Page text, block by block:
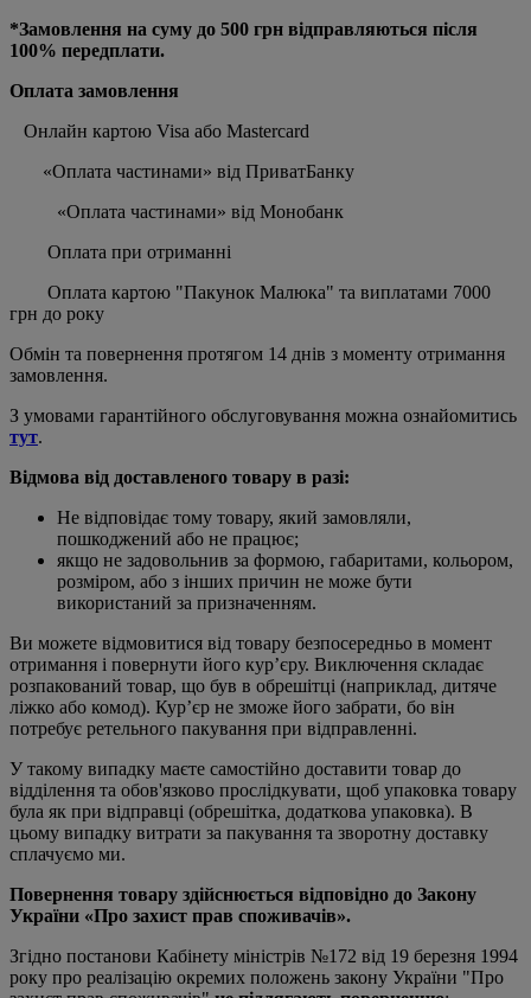
*Замовлення на суму до 500 грн відправляються після
100% передплати.
Оплата замовлення
Онлайн картою Visa або Mastercard
«Оплата частинами» від ПриватБанку
«Оплата частинами» від Монобанк
Оплата при отриманні
Оплата картою "Пакунок Малюка" та виплатами 7000
грн до року
Обмін та повернення протягом 14 днів з моменту отримання
замовлення.
З умовами гарантійного обслуговування можна ознайомитись
тут.
Відмова від доставленого товару в разі:
Не відповідає тому товару, який замовляли,
пошкоджений або не працює;
якщо не задовольнив за формою, габаритами, кольором,
розміром, або з інших причин не може бути
використаний за призначенням.
Ви можете відмовитися від товару безпосередньо в момент
отримання і повернути його кур’єру. Виключення складає
розпакований товар, що був в обрешітці (наприклад, дитяче
ліжко або комод). Кур’єр не зможе його забрати, бо він
потребує ретельного пакування при відправленні.
У такому випадку маєте самостійно доставити товар до
відділення та обов'язково прослідкувати, щоб упаковка товару
була як при відправці (обрешітка, додаткова упаковка). В
цьому випадку витрати за пакування та зворотну доставку
сплачуємо ми.
Повернення товару здійснюється відповідно до Закону
України «Про захист прав споживачів».
Згідно постанови Кабінету міністрів №172 від 19 березня 1994
року про реалізацію окремих положень закону України "Про